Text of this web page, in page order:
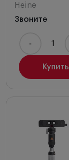
Heine
Звоните
Купить
-